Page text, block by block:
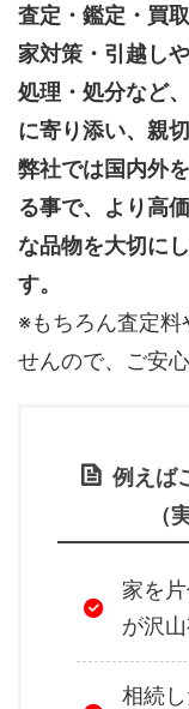
査定・鑑定・買
家対策・引越し
処理・処分など
に寄り添い、親
弊社では国内外
る事で、より高
な品物を大切に
す。
※もちろん査定料
せんので、ご安心
例えば
（
家を
が沢山
相続